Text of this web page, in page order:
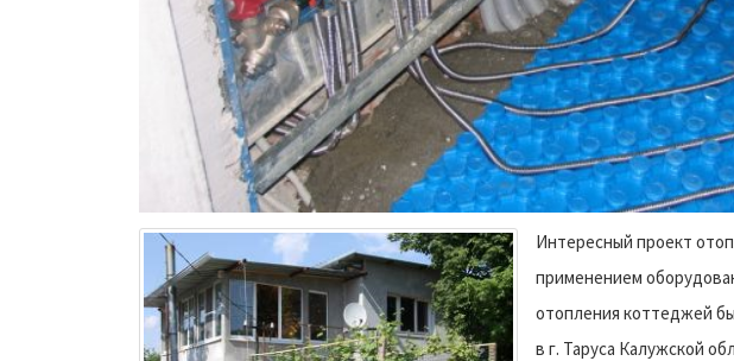
Интересный проект
применением
отопления коттеджей
в г. Таруса Калужской